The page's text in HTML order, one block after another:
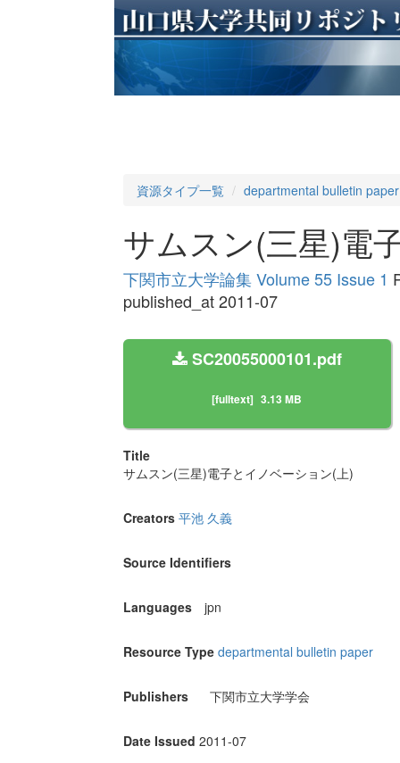
資源タイプ一覧 departmental bulletin paper
サムスン(三星)電
下関市立大学論集 Volume 55 Issue 1
published_at 2011-07
SC20055000101.pdf
[fulltext] 3.13 MB
Title
サムスン(三星)電子とイノベーション(上)
Creators 平池 久義
Source Identifiers
Languages jpn
Resource Type departmental bulletin paper
Publishers 下関市立大学学会
Date Issued 2011-07